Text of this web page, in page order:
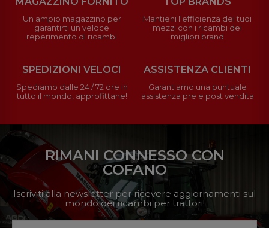
Un ampio magazzino per
garantirti un veloce
reperimento di ricambi
Mantieni l'efficienza dei tuoi
mezzi con i ricambi dei
migliori brand
SPEDIZIONI VELOCI
Spediamo dalle 24 / 72 ore in
tutto il mondo, approfittane!
ASSISTENZA CLIENTI
Garantiamo una puntuale
assistenza pre e post vendita
RIMANI CONNESSO CON
COFANO
Iscriviti alla newsletter per ricevere aggiornamenti sul
mondo dei ricambi per trattori!